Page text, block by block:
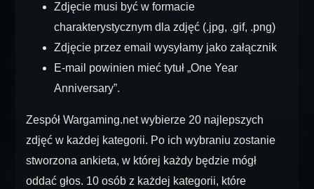
Zdjęcie musi być w formacie
charakterystycznym dla zdjęć (.jpg, .gif, .png)
Zdjęcie przez email wysyłamy jako załącznik
E-mail powinien mieć tytuł „One Year
Anniversary”.
Zespół Wargaming.net wybierze 20 najlepszych
zdjęć w każdej kategorii. Po ich wybraniu zostanie
stworzona ankieta, w której każdy będzie mógł
oddać głos. 10 osób z każdej kategorii, które